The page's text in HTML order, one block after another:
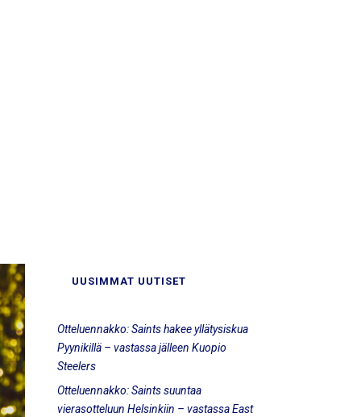
UUSIMMAT UUTISET
Otteluennakko: Saints hakee yllätysiskua
Pyynikillä – vastassa jälleen Kuopio
Steelers
Otteluennakko: Saints suuntaa
vierasotteluun Helsinkiin – vastassa East